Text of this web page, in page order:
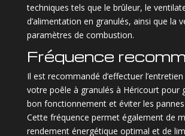
techniques tels que le brûleur, le
d’alimentation en granulés, ainsi que la
paramètres de combustion.
Fréquence
Il est recommandé d’effectuer
votre poêle à granulés à Héricourt pour
bon fonctionnement et éviter les
Cette fréquence permet également de
rendement énergétique optimal et de